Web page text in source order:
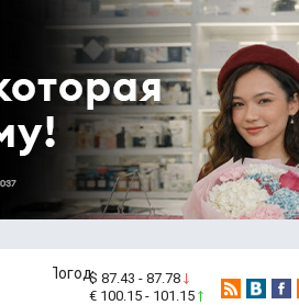
$ 87.43 - 87.78
€ 100.15 - 101.15